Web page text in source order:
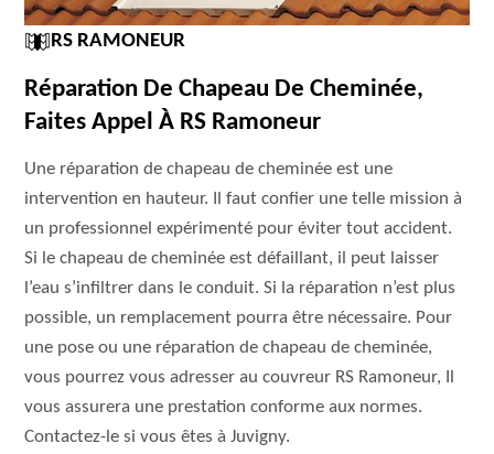
RS RAMONEUR
Réparation De Chapeau De Cheminée,
Faites Appel À RS Ramoneur
Une réparation de chapeau de cheminée est une
intervention en hauteur. Il faut confier une telle mission à
un professionnel expérimenté pour éviter tout accident.
Si le chapeau de cheminée est défaillant, il peut laisser
l’eau s’infiltrer dans le conduit. Si la réparation n’est plus
possible, un remplacement pourra être nécessaire. Pour
une pose ou une réparation de chapeau de cheminée,
vous pourrez vous adresser au couvreur RS Ramoneur, Il
vous assurera une prestation conforme aux normes.
Contactez-le si vous êtes à Juvigny.